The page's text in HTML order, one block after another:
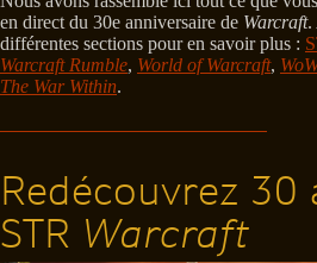
en direct du 30e anniversaire de Warcraft.
différentes sections pour en savoir plus :
Warcraft Rumble, World of Warcraft,
The War Within.
Redécouvrez 30
STR Warcraft